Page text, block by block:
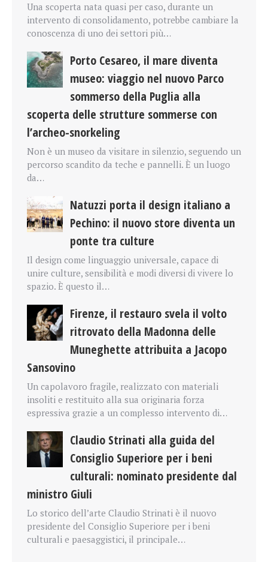
Una scoperta nata quasi per caso, durante un
intervento di consolidamento, potrebbe cambiare la
conoscenza di uno dei settori più…
Porto Cesareo, il mare diventa
museo: viaggio nel nuovo Parco
sommerso della Puglia alla
scoperta delle strutture sommerse con
l’archeo-snorkeling
Non è un museo da visitare in silenzio, seguendo un
percorso scandito da teche e pannelli. È un luogo
da…
Natuzzi porta il design italiano a
Pechino: il nuovo store diventa un
ponte tra culture
Il design come linguaggio universale, capace di
unire culture, sensibilità e modi diversi di vivere lo
spazio. È questo il…
Firenze, il restauro svela il volto
ritrovato della Madonna delle
Muneghette attribuita a Jacopo
Sansovino
Un capolavoro fragile, realizzato con materiali
insoliti e restituito alla sua originaria forza
espressiva grazie a un complesso intervento di…
Claudio Strinati alla guida del
Consiglio Superiore per i beni
culturali: nominato presidente dal
ministro Giuli
Lo storico dell’arte Claudio Strinati è il nuovo
presidente del Consiglio Superiore per i beni
culturali e paesaggistici, il principale…